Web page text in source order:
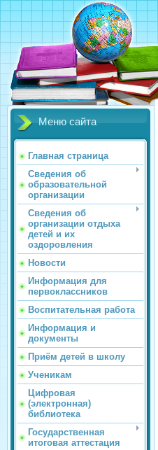
Меню сайта
Главная страница
Сведения об
образовательной
организации
Сведения об
организации отдыха
детей и их
оздоровления
Новости
Информация для
первоклассников
Воспитательная работа
Информация и
документы
Приём детей в школу
Ученикам
Цифровая
(электронная)
библиотека
Государственная
итоговая аттестация